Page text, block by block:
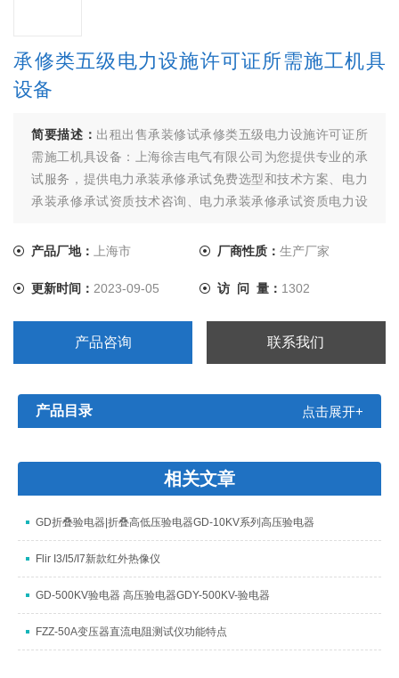
承修类五级电力设施许可证所需施工机具
设备
简要描述： 出租出售承装修试承修类五级电力设施许可证所
需施工机具设备：上海徐吉电气有限公司为您提供专业的承
试服务，提供电力承装承修承试免费选型和技术方案、电力
承装承修承试资质技术咨询、电力承装承修承试资质电力设
产品厂地：上海市 厂商性质： 生产厂家
更新时间：2023-09-05 访 问 量： 1302
产品咨询 联系我们
产品目录 点击展开+
相关文章
GD折叠验电器|折叠高低压验电器GD-10KV系列高压验电器
Flir I3/I5/I7新款红外热像仪
GD-500KV验电器 高压验电器GDY-500KV-验电器
FZZ-50A变压器直流电阻测试仪功能特点